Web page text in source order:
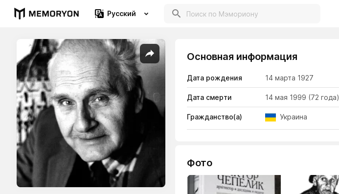
Русский
Основная информация
Дата рождения 14 марта 1927
Дата смерти 14 мая 1999 (72 года)
Гражданство(а) Украина
Фото